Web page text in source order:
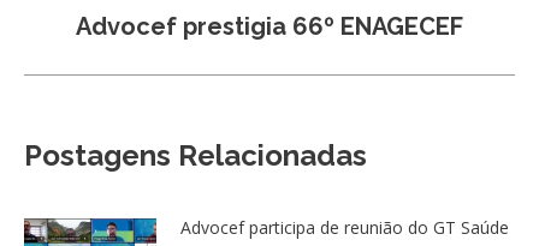
Próximo
Advocef prestigia 66º ENAGECEF
Postagens Relacionadas
Advocef participa de reunião do GT Saúde